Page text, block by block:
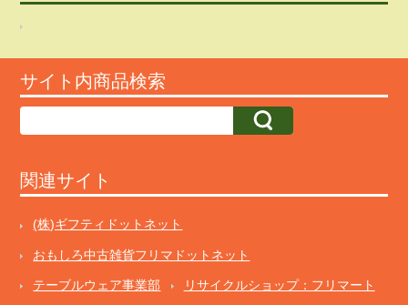
サイト内商品検索
関連サイト
(株)ギフティドットネット
おもしろ中古雑貨フリマドットネット
テーブルウェア事業部 リサイクルショップ：フリマート